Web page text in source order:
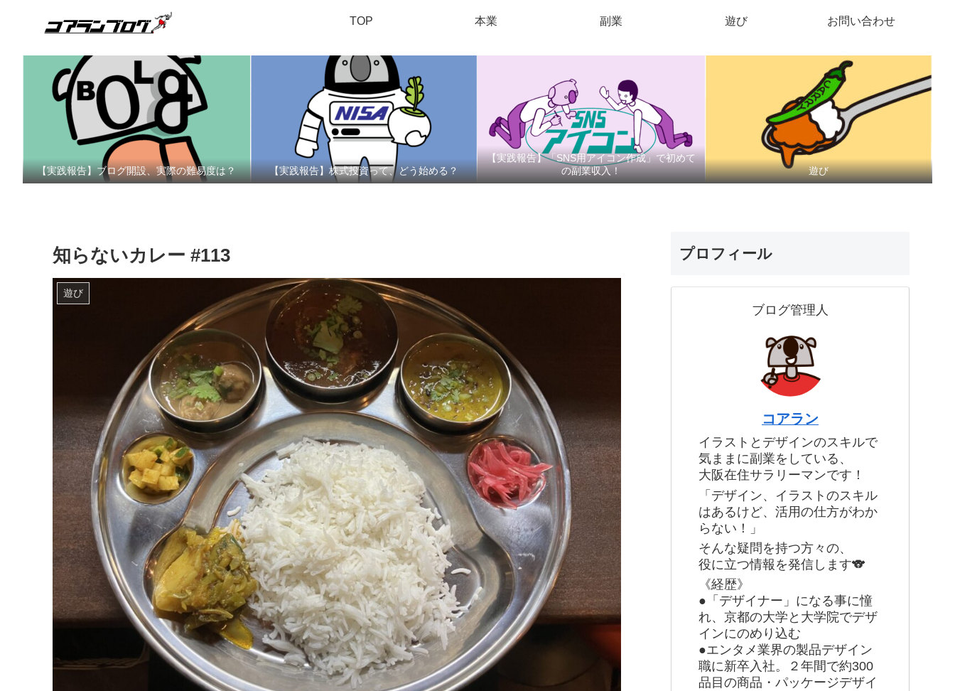
TOP 本業 副業 遊び お問い合わせ
【実践報告】ブログ開設、実際の難易度は？ 【実践報告】株式投資って、どう始める？
【実践報告】「SNS用アイコン作成」で初めて
の副業収入！
遊び
知らないカレー #113
遊び
プロフィール
ブログ管理人
コアラン
イラストとデザインのスキルで
気ままに副業をしている、
大阪在住サラリーマンです！
「デザイン、イラストのスキル
はあるけど、活用の仕方がわか
らない！」
そんな疑問を持つ方々の、
役に立つ情報を発信します🐨
《経歴》
●「デザイナー」になる事に憧
れ、京都の大学と大学院でデザ
インにのめり込む
●エンタメ業界の製品デザイン
職に新卒入社。２年間で約300
品目の商品・パッケージデザイ